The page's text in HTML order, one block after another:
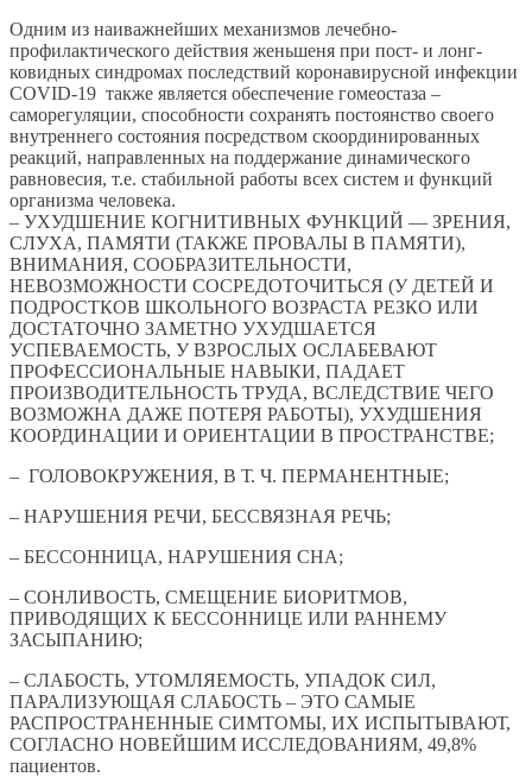
Одним из наиважнейших механизмов лечебно-
профилактического действия женьшеня при пост- и лонг-
ковидных синдромах последствий коронавирусной инфекции
COVID-19 также является обеспечение гомеостаза –
саморегуляции, способности сохранять постоянство своего
внутреннего состояния посредством скоординированных
реакций, направленных на поддержание динамического
равновесия, т.е. стабильной работы всех систем и функций
организма человека.
– УХУДШЕНИЕ КОГНИТИВНЫХ ФУНКЦИЙ — ЗРЕНИЯ,
СЛУХА, ПАМЯТИ (ТАКЖЕ ПРОВАЛЫ В ПАМЯТИ),
ВНИМАНИЯ, СООБРАЗИТЕЛЬНОСТИ,
НЕВОЗМОЖНОСТИ СОСРЕДОТОЧИТЬСЯ (У ДЕТЕЙ И
ПОДРОСТКОВ ШКОЛЬНОГО ВОЗРАСТА РЕЗКО ИЛИ
ДОСТАТОЧНО ЗАМЕТНО УХУДШАЕТСЯ
УСПЕВАЕМОСТЬ, У ВЗРОСЛЫХ ОСЛАБЕВАЮТ
ПРОФЕССИОНАЛЬНЫЕ НАВЫКИ, ПАДАЕТ
ПРОИЗВОДИТЕЛЬНОСТЬ ТРУДА, ВСЛЕДСТВИЕ ЧЕГО
ВОЗМОЖНА ДАЖЕ ПОТЕРЯ РАБОТЫ), УХУДШЕНИЯ
КООРДИНАЦИИ И ОРИЕНТАЦИИ В ПРОСТРАНСТВЕ;
– ГОЛОВОКРУЖЕНИЯ, В Т. Ч. ПЕРМАНЕНТНЫЕ;
– НАРУШЕНИЯ РЕЧИ, БЕССВЯЗНАЯ РЕЧЬ;
– БЕССОННИЦА, НАРУШЕНИЯ СНА;
– СОНЛИВОСТЬ, СМЕЩЕНИЕ БИОРИТМОВ,
ПРИВОДЯЩИХ К БЕССОННИЦЕ ИЛИ РАННЕМУ
ЗАСЫПАНИЮ;
– СЛАБОСТЬ, УТОМЛЯЕМОСТЬ, УПАДОК СИЛ,
ПАРАЛИЗУЮЩАЯ СЛАБОСТЬ – ЭТО САМЫЕ
РАСПРОСТРАНЕННЫЕ СИМТОМЫ, ИХ ИСПЫТЫВАЮТ,
СОГЛАСНО НОВЕЙШИМ ИССЛЕДОВАНИЯМ, 49,8%
пациентов.